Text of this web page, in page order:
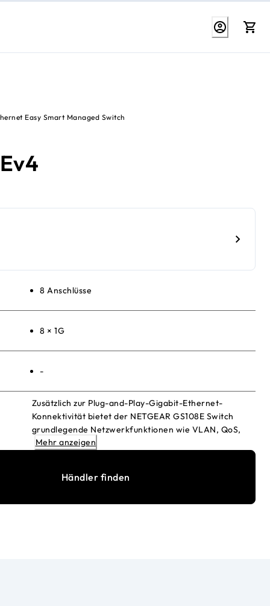
Easy Smart Managed Switch
8 Anschlüsse
8 × 1G
-
Zusätzlich zur Plug-and-Play-Gigabit-Ethernet-
Konnektivität bietet der NETGEAR GS108E Switch
grundlegende Netzwerkfunktionen wie VLAN, QoS,
IGMP Snooping, Ratenbegrenzung,
außergewöhnliches Preis-Leistungs-Verhältnis für
Mehr anzeigen
Händler finden